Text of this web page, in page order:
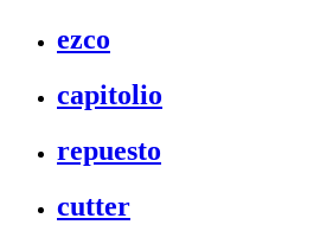
ezco
capitolio
repuesto
cutter